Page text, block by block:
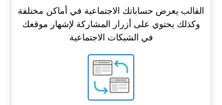
القالب يعرض حساباتك الاجتماعية في أماكن مختلفة
وكذلك يحتوي على أزرار المشاركة لإشهار موقعك
في الشبكات الاجتماعية